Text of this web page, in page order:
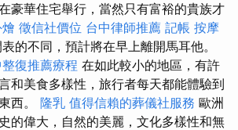
豪華住宅舉行，當然只有富裕的貴族才
徵信社價位 台中律師推薦 記帳 按摩
的不同，預計將在早上離開馬耳他。
復推薦療程 在如此較小的地區，有許
和美食多樣性，旅行者每天都能體驗到
西。 隆乳 值得信賴的葬儀社服務 歐洲
的偉大，自然的美麗，文化多樣性和無